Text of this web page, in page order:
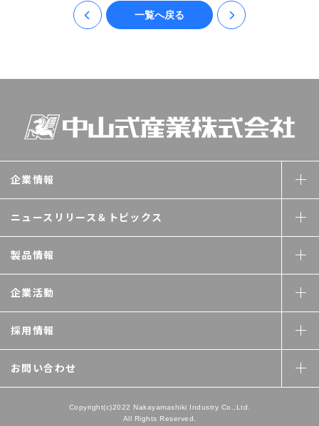
一覧へ戻る
企業情報
ニュースリリース＆ トピックス
製品情報
企業活動
採用情報
お問い合わせ
Copyright(c)2022 Nakayamashiki Industry Co.,Ltd.
All Rights Reserved.